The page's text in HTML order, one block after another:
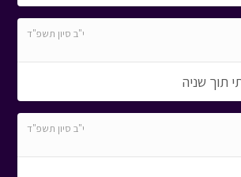
י"ב סיון תשפ"ד
תוך שניה
י"ב סיון תשפ"ד